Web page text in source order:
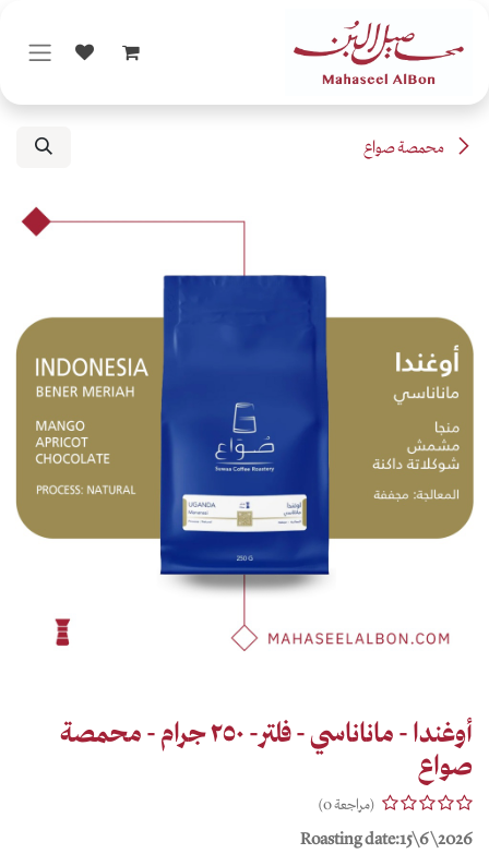
محمصة صواع
أوغندا - ماناناسي - فلتر- ٢٥٠ جرام - محمصة
صواع
(مراجعة 0)
Roasting date:15\6\2026